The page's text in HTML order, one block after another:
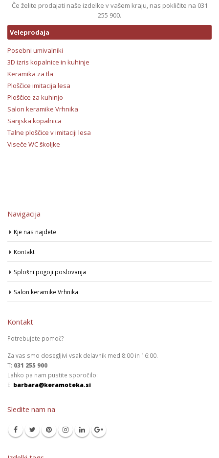
Če želite prodajati naše izdelke v vašem kraju, nas pokličite na 031
255 900.
Veleprodaja
Posebni umivalniki
3D izris kopalnice in kuhinje
Keramika za tla
Ploščice imitacija lesa
Ploščice za kuhinjo
Salon keramike Vrhnika
Sanjska kopalnica
Talne ploščice v imitaciji lesa
Viseče WC školjke
Navigacija
Kje nas najdete
Kontakt
Splošni pogoji poslovanja
Salon keramike Vrhnika
Kontakt
Potrebujete pomoč?
Za vas smo dosegljivi vsak delavnik med 8:00 in 16:00.
T: 031 255 900
Lahko pa nam pustite sporočilo:
E: barbara@keramoteka.si
Sledite nam na